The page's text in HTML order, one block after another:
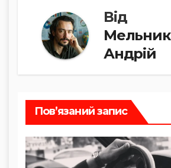
Від
Мельник
Андрій
Пов’язаний запис